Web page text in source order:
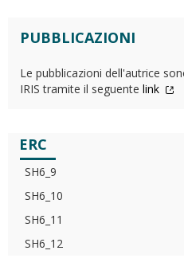
PUBBLICAZIONI
Le pubblicazioni dell'autrice
IRIS tramite il seguente link
ERC
SH6_9
SH6_10
SH6_11
SH6_12